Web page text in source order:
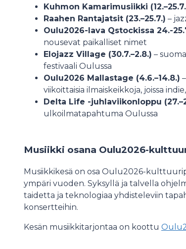
Kuhmon Kamarimusiikki
Raahen Rantajatsit (23.–25.7.) –
Oulu2026-lava Qstockissa 24.-
nousevat paikalliset nimet
Elojazz Village (30.7.–2.8.) –
festivaali Oulussa
Oulu2026 Mallastage (4.6.–14.8.)
viikoittaisia ilmaiskeikkoja, joissa
Delta Life -juhlaviikonloppu
ulkoilmatapahtuma Oulussa
Musiikki osana Oulu2026-
Musiikkikesä on osa Oulu2026-
ympäri vuoden. Syksyllä ja talvella
taidetta ja teknologiaa yhdisteleviin
konsertteihin.
Kesän musiikkitarjontaa on koottu